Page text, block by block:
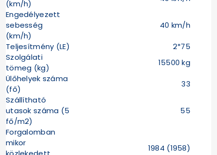
(km/h)
Engedélyezett
sebesség
(km/h)
40 km/h
Teljesítmény (LE)
2*75
Szolgálati
tömeg (kg)
15500 kg
Ülőhelyek száma
(fő)
33
Szállítható
utasok száma (5
fő/m2)
55
Forgalomban
mikor
1984 (1958)